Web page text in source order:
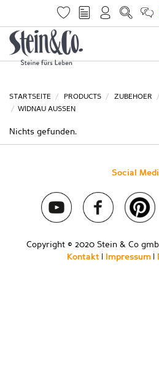
STARTSEITE PRODUCTS ZUBEHOER
WIDNAU AUSSEN
Nichts gefunden.
Social
Copyright © 2020 Stein & Co
Kontakt
Impressum|